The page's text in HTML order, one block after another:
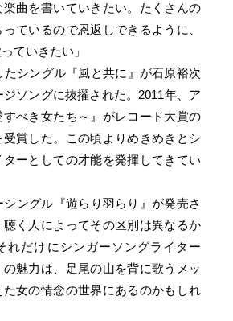
曲を書いていきたい。たくさんの
ているので恩返しできるように、
ていきたい」
たシングル『風と共に』が石原裕次
ソングに抜擢された。2011年、ア
べき女たち～』がレコード大賞の
賞した。この頃よりめきめきとシ
ターとしての才能を発揮してきてい
ングル『遊らり羽らり』が発売さ
く人によってその区別は異なるか
れだけにシンガーソングライター
の魅力は、足尾の山を背に歌うメッ
女の情念の世界にあるのかもしれ